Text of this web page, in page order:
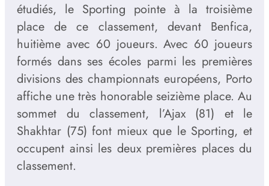
étudiés, le Sporting pointe à la troisième
place de ce classement, devant Benfica,
huitième avec 60 joueurs. Avec 60 joueurs
formés dans ses écoles parmi les premières
divisions des championnats européens, Porto
affiche une très honorable seizième place. Au
sommet du classement, l’Ajax (81) et le
Shakhtar (75) font mieux que le Sporting, et
occupent ainsi les deux premières places du
classement.